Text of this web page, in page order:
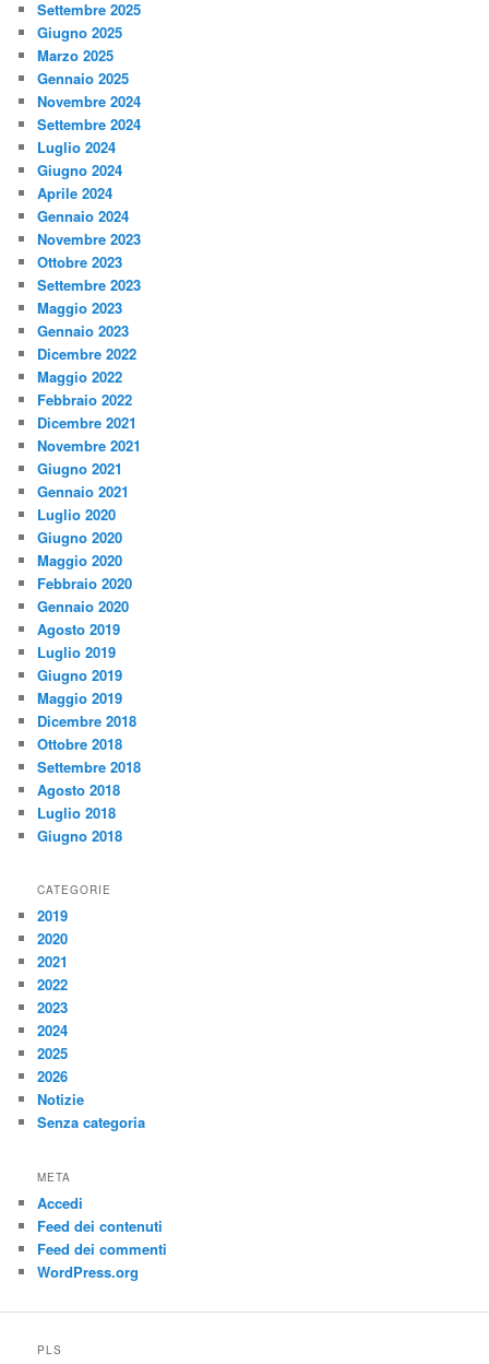
Settembre 2025
Giugno 2025
Marzo 2025
Gennaio 2025
Novembre 2024
Settembre 2024
Luglio 2024
Giugno 2024
Aprile 2024
Gennaio 2024
Novembre 2023
Ottobre 2023
Settembre 2023
Maggio 2023
Gennaio 2023
Dicembre 2022
Maggio 2022
Febbraio 2022
Dicembre 2021
Novembre 2021
Giugno 2021
Gennaio 2021
Luglio 2020
Giugno 2020
Maggio 2020
Febbraio 2020
Gennaio 2020
Agosto 2019
Luglio 2019
Giugno 2019
Maggio 2019
Dicembre 2018
Ottobre 2018
Settembre 2018
Agosto 2018
Luglio 2018
Giugno 2018
CATEGORIE
2019
2020
2021
2022
2023
2024
2025
2026
Notizie
Senza categoria
META
Accedi
Feed dei contenuti
Feed dei commenti
WordPress.org
PLS